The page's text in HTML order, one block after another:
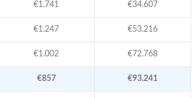
€1.741 €34.607
€1.247 €53.216
€1.002 €72.768
€857 €93.241